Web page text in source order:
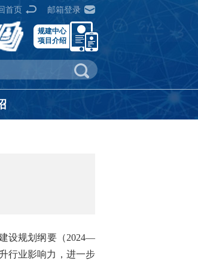
邮箱登录
首页
规建中心
项目介绍
设规划纲要（2024—
行业影响力，进一步